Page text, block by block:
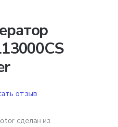
сделан из
отзыв